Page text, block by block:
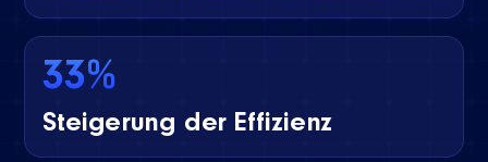
33%
Steigerung der Effizienz